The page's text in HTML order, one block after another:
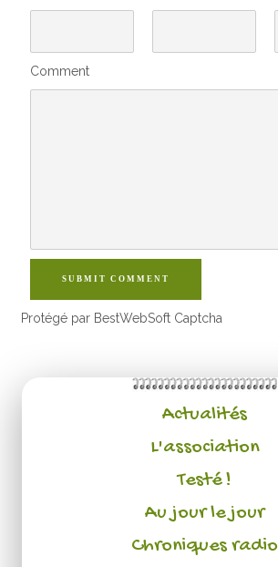
Comment
SUBMIT COMMENT
Protégé par BestWebSoft Captcha
Actualités
L'association
Testé !
Au jour le jour
Chroniques radio